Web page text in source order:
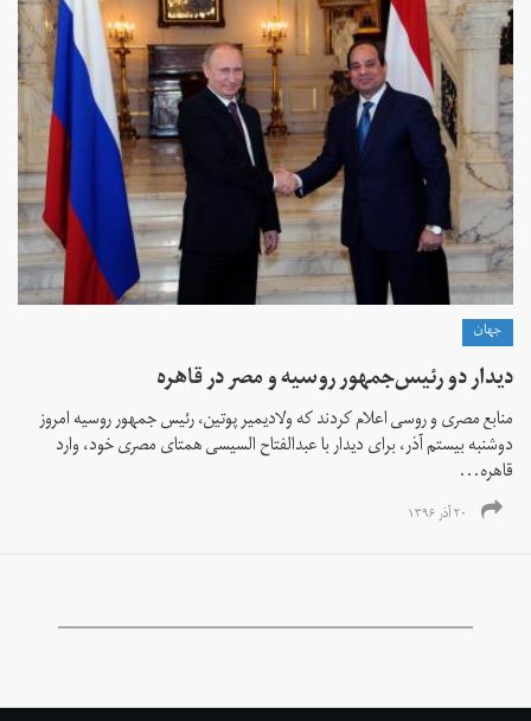
جهان
دیدار دو رئیس‌جمهور روسیه و مصر در قاهره
منابع مصری و روسی اعلام کردند که ولادیمیر پوتین، رئیس جمهور روسیه امروز
دوشنبه بیستم آذر، برای دیدار با عبدالفتاح السیسی همتای مصری خود، وارد
قاهره...
۲۰ آذر ۱۳۹۶